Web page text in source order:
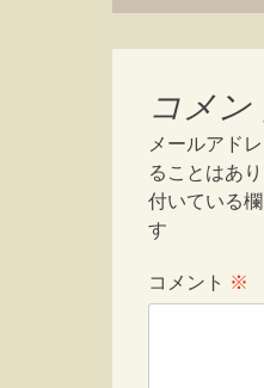
navigation
コメン
メールアド
ることはあり
付いている
す
コメント ※